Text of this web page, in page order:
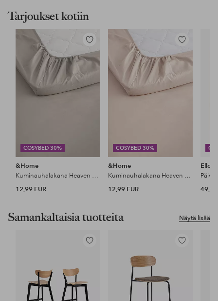
Tarjoukset kotiin
COSYBED 30%
Lisää
suosikkeihin
&Home
Kuminauhalakana Heaven puuvillaa
12,99 EUR
COSYBED 30%
Lisää
suosikkeihin
&Home
Kuminauhalakana Heaven puuvillaa
12,99 EUR
Ellos
49,99
Näytä lisää
Samankaltaisia tuotteita
Lisää
Lisää